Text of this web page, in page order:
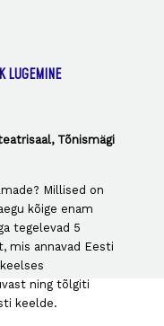
LUGEMINE
Tõnismägi
Millised on
kõige enam
tegelevad 5
mis annavad Eesti
ning tõlgiti
keelde.